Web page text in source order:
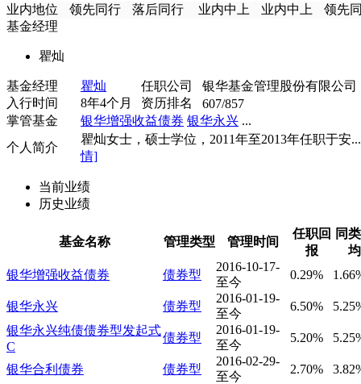
业内地位
领先同行 落后同行 业内中上 业内中上
领先
基金经理
瞿灿
基金经理 瞿灿 任职公司
银华基金管理股份有限公司
入行时间
8年4个月 资历排名
607/857
掌管基金
银华增强收益债券 银华永兴 ...
个人简介
瞿灿女士，硕士学位，2011年至2013年任职于安...
情]
当前业绩
历史业绩
基金名称 管理类型 管理时间
任职回
报
同
均
银华增强收益债券
债券型
2016-10-17-
至今
0.29%
银华永兴 债券型
2016-01-19-
至今
6.50%
银华永兴纯债债券型发起式
C
债券型
2016-01-19-
至今
5.20%
银华合利债券 债券型
2016-02-29-
至今
2.70%